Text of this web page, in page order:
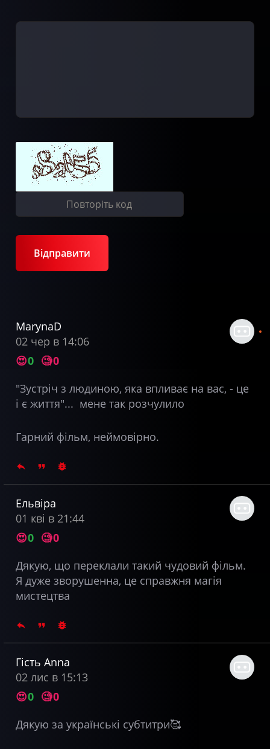
Відправити
MarynaD
02 чер в 14:06
😍0 🧐0
"Зустріч з людиною, яка впливає на вас, - це
і є життя"... мене так розчулило
Гарний фільм, неймовірно.
Ельвіра
01 кві в 21:44
😍0 🧐0
Дякую, що переклали такий чудовий фільм.
Я дуже зворушенна, це справжня магія
мистецтва
Гість Anna
02 лис в 15:13
😍0 🧐0
Дякую за українські субтитри🥰